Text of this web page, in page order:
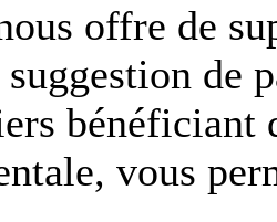
offre de
de
bénéficiant
vous